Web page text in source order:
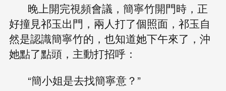
晚上開完視頻會議，簡寧竹開門時，正
好撞見祁玉出門，兩人打了個照面，祁玉自
然是認識簡寧竹的，也知道她下午來了，沖
她點了點頭，主動打招呼：
“簡小姐是去找簡寧意？”